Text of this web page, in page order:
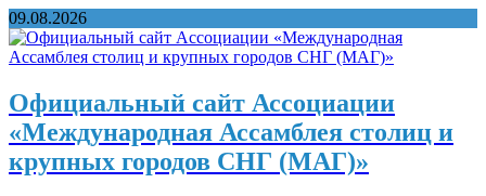
09.08.2026
Официальный сайт Ассоциации
«Международная Ассамблея столиц и
крупных городов СНГ (МАГ)»